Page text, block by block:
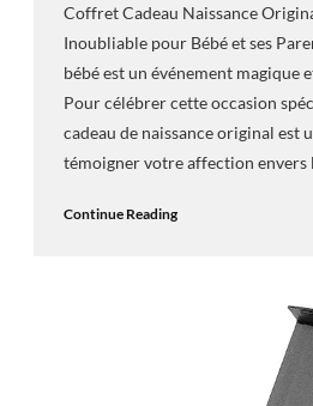
Coffret Cadeau Naissance
Inoubliable pour Bébé et ses
bébé est un événement magique
Pour célébrer cette occasion
cadeau de naissance original est
témoigner votre affection
Continue Reading